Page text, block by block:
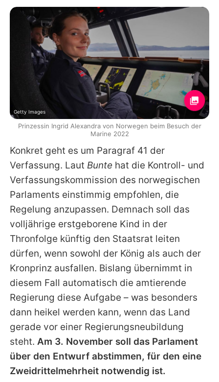
Konkret geht es um Paragraf 41 der
Verfassung. Laut Bunte hat die Kontroll- und
Verfassungskommission des norwegischen
Parlaments einstimmig empfohlen, die
Regelung anzupassen. Demnach soll das
volljährige erstgeborene Kind in der
Thronfolge künftig den Staatsrat leiten
dürfen, wenn sowohl der König als auch der
Kronprinz ausfallen. Bislang übernimmt in
diesem Fall automatisch die amtierende
Regierung diese Aufgabe – was besonders
dann heikel werden kann, wenn das Land
gerade vor einer Regierungsneubildung
steht. Am 3. November soll das Parlament
über den Entwurf abstimmen, für den eine
Zweidrittelmehrheit notwendig ist.
Getty Images
Prinzessin Ingrid Alexandra von Norwegen beim Besuch der
Marine 2022